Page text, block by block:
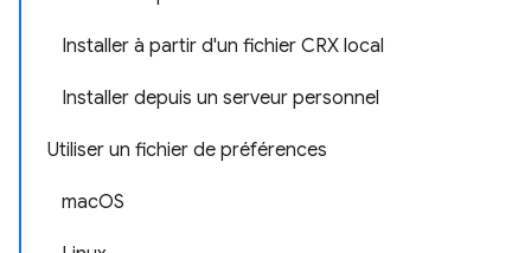
Installer à partir d'un fichier CRX local
Installer depuis un serveur personnel
Utiliser un fichier de préférences
macOS